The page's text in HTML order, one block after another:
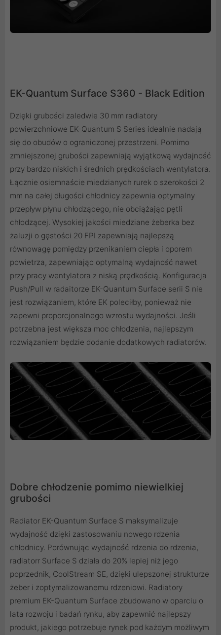
EK-Quantum Surface S360 - Black Edition
Dzięki grubości zaledwie 30 mm radiatory
powierzchniowe EK-Quantum S Series idealnie nadają
się do obudów o ograniczonej przestrzeni. Pomimo
zmniejszonej grubości zapewniają wyjątkową wydajność
przy bardzo niskich i średnich prędkościach wentylatora.
Łącznie osiemnaście miedzianych rurek o szerokości 2
mm na całej długości chłodnicy zapewnia optymalny
przepływ płynu chłodzącego, nie obciążając pętli
chłodzącej. Wysokiej jakości miedziane żeberka bez
żaluzji o gęstości 20 FPI zapewniają najlepszą
równowagę pomiędzy przenikaniem ciepła i oporem
powietrza, zapewniając optymalną wydajność nawet
przy pracy wentylatora z niską prędkością. Konfiguracja
Push/Pull w radaitorze EK-Quantum Surface serii S nie
jest rozwiązaniem, które EK poleciłby, ponieważ nie
zapewni proporcjonalnego wzrostu wydajności. Jeśli
potrzebna jest większa moc chłodzenia, najlepszym
rozwiązaniem będzie dodanie dodatkowych radiatorów.
Dobre chłodzenie pomimo niewielkiej
grubości
Radiator EK-Quantum Surface S maksymalizuje
wydajność dzięki zastosowaniu nowego rdzenia
chłodnicy. Porównując wydajność rdzenia do rdzenia,
radiatorr Surface S działa do 20% lepiej niż jego
poprzednik, CoolStream SE, dzięki ulepszonej strukturze
żeber i zoptymalizowanemu rdzeniowi. Radiatory
premium EK-Quantum Surface zbudowano w oparciu o
lata rozwoju i badań rynku, aby zapewnić najlepszy
produkt, jakiego potrzebuje rynek pod każdym możliwym